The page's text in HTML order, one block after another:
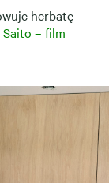
herbatę
– film